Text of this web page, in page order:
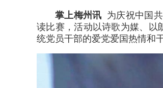
掌上梅州讯 为庆祝中国
读比赛，活动以诗歌为媒、以
统党员干部的爱党爱国热情和